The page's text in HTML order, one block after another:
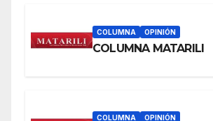
COLUMNA OPINIÓN
COLUMNA MATARILI
COLUMNA OPINIÓN